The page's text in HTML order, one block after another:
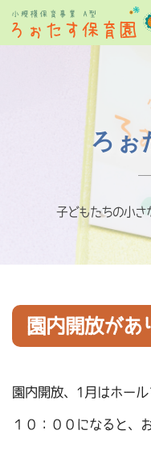
ろぉ
子どもたちの小さ
園内開放が
園内開放、1月はホー
１０：００になると、